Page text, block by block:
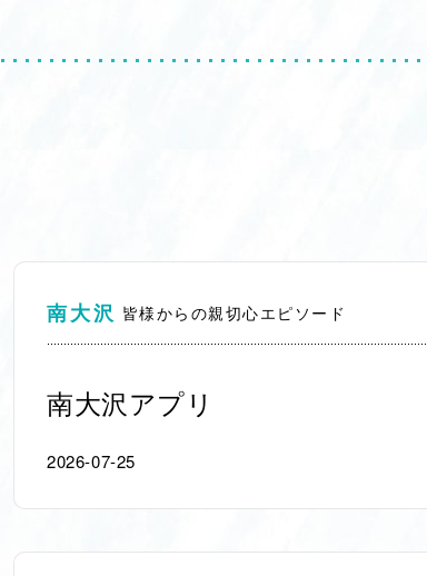
南大沢 皆様からの親切心エピソード
南大沢アプリ
2026-07-25